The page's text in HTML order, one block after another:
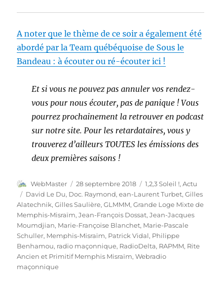
A noter que le thème de ce soir a également été
abordé par la Team québéquoise de Sous le
Bandeau : à écouter ou ré-écouter ici !
Et si vous ne pouvez pas annuler vos rendez-
vous pour nous écouter, pas de panique ! Vous
pourrez prochainement la retrouver en podcast
sur notre site. Pour les retardataires, vous y
trouverez d’ailleurs TOUTES les émissions des
deux premières saisons !
Auteur
WebMaster
Publié
le
28 septembre 2018 Catégories
1,2,3 Soleil !,Actu
Étiquettes
David Le Du, Doc. Raymond,ean-Laurent Turbet,Gilles
Alatechnik,Gilles Saulière,GLMMM,Grande Loge Mixte de
Memphis-Misraïm,Jean-François Dossat,Jean-Jacques
Moumdjian, Marie-Françoise Blanchet, Marie-Pascale
Schuller, Memphis-Misraïm, Patrick Vidal, Philippe
Benhamou, radio maçonnique, RadioDelta, RAPMM, Rite
Ancien et Primitif Memphis Misraïm,Webradio
maçonnique